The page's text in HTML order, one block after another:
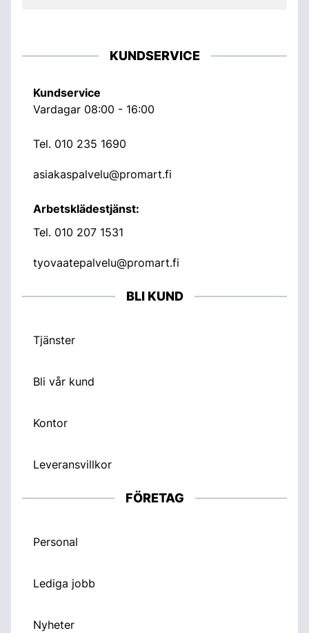
KUNDSERVICE
Kundservice
Vardagar 08:00 - 16:00
Tel. 010 235 1690
asiakaspalvelu@promart.fi
Arbetsklädestjänst:
Tel. 010 207 1531
tyovaatepalvelu@promart.fi
BLI KUND
Tjänster
Bli vår kund
Kontor
Leveransvillkor
FÖRETAG
Personal
Lediga jobb
Nyheter